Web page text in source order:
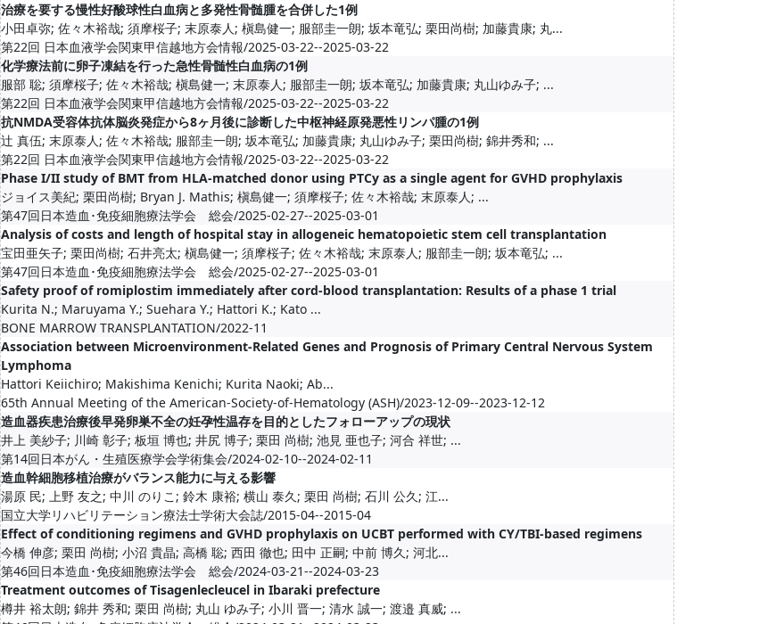
治療を要する慢性好酸球性白血病と多発性骨髄腫を合併した1例
小田卓弥; 佐々木裕哉; 須摩桜子; 末原泰人; 槇島健一; 服部圭一朗; 坂本竜弘; 栗田尚樹; 加藤貴康; 丸...
第22回 日本血液学会関東甲信越地方会情報/2025-03-22--2025-03-22
化学療法前に卵子凍結を行った急性骨髄性白血病の1例
服部 聡; 須摩桜子; 佐々木裕哉; 槇島健一; 末原泰人; 服部圭一朗; 坂本竜弘; 加藤貴康; 丸山ゆみ子; ...
第22回 日本血液学会関東甲信越地方会情報/2025-03-22--2025-03-22
抗NMDA受容体抗体脳炎発症から8ヶ月後に診断した中枢神経原発悪性リンパ腫の1例
辻 真伍; 末原泰人; 佐々木裕哉; 服部圭一朗; 坂本竜弘; 加藤貴康; 丸山ゆみ子; 栗田尚樹; 錦井秀和; ...
第22回 日本血液学会関東甲信越地方会情報/2025-03-22--2025-03-22
Phase I/II study of BMT from HLA-matched donor using PTCy as a single agent for GVHD prophylaxis
ジョイス美紀; 栗田尚樹; Bryan J. Mathis; 槇島健一; 須摩桜子; 佐々木裕哉; 末原泰人; ...
第47回日本造血･免疫細胞療法学会 総会/2025-02-27--2025-03-01
Analysis of costs and length of hospital stay in allogeneic hematopoietic stem cell transplantation
宝田亜矢子; 栗田尚樹; 石井亮太; 槇島健一; 須摩桜子; 佐々木裕哉; 末原泰人; 服部圭一朗; 坂本竜弘; ...
第47回日本造血･免疫細胞療法学会 総会/2025-02-27--2025-03-01
Safety proof of romiplostim immediately after cord-blood transplantation: Results of a phase 1 trial
Kurita N.; Maruyama Y.; Suehara Y.; Hattori K.; Kato ...
BONE MARROW TRANSPLANTATION/2022-11
Association between Microenvironment-Related Genes and Prognosis of Primary Central Nervous System
Lymphoma
Hattori Keiichiro; Makishima Kenichi; Kurita Naoki; Ab...
65th Annual Meeting of the American-Society-of-Hematology (ASH)/2023-12-09--2023-12-12
造血器疾患治療後早発卵巣不全の妊孕性温存を目的としたフォローアップの現状
井上 美紗子; 川崎 彰子; 板垣 博也; 井尻 博子; 栗田 尚樹; 池見 亜也子; 河合 祥世; ...
第14回日本がん・生殖医療学会学術集会/2024-02-10--2024-02-11
造血幹細胞移植治療がバランス能力に与える影響
湯原 民; 上野 友之; 中川 のりこ; 鈴木 康裕; 横山 泰久; 栗田 尚樹; 石川 公久; 江...
国立大学リハビリテーション療法士学術大会誌/2015-04--2015-04
Effect of conditioning regimens and GVHD prophylaxis on UCBT performed with CY/TBI-based regimens
今橋 伸彦; 栗田 尚樹; 小沼 貴晶; 高橋 聡; 西田 徹也; 田中 正嗣; 中前 博久; 河北...
第46回日本造血･免疫細胞療法学会 総会/2024-03-21--2024-03-23
Treatment outcomes of Tisagenlecleucel in Ibaraki prefecture
樽井 裕太朗; 錦井 秀和; 栗田 尚樹; 丸山 ゆみ子; 小川 晋一; 清水 誠一; 渡邉 真威; ...